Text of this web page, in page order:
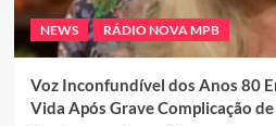
NEWS RÁDIO NOVA MPB
Voz Inconfundível dos Anos 80
Vida Após Grave Complicação de